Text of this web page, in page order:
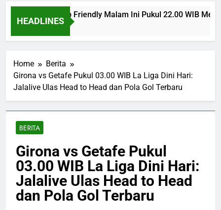
HEADLINES
United Club Friendly Malam Ini Pukul 22.00 WIB
Home
Berita
Girona vs Getafe Pukul 03.00 WIB La Liga Dini Hari:
Jalalive Ulas Head to Head dan Pola Gol Terbaru
BERITA
Girona vs Getafe Pukul
03.00 WIB La Liga Dini Hari:
Jalalive Ulas Head to Head
dan Pola Gol Terbaru